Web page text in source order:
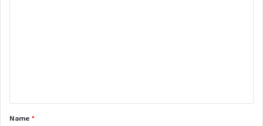
t
*Name *